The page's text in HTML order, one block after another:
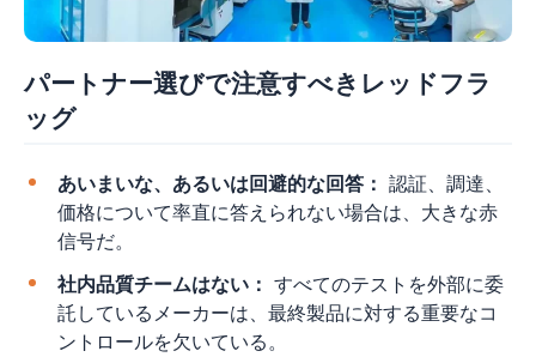
パートナー選びで注意すべきレッドフラ
ッグ
あいまいな、あるいは回避的な回答： 認証、調達、
価格について率直に答えられない場合は、大きな赤
信号だ。
社内品質チームはない： すべてのテストを外部に委
託しているメーカーは、最終製品に対する重要なコ
ントロールを欠いている。